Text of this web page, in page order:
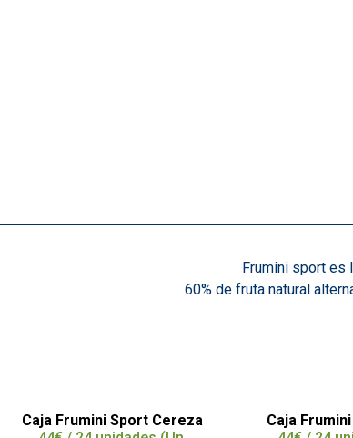
Frumini sport es
60% de fruta natural
Caja Frumini Sport Cereza
Caja